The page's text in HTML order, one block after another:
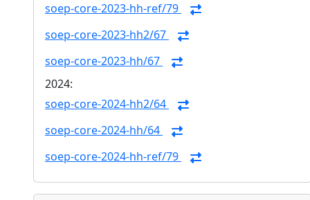
soep-core-2023-hh-ref/79
soep-core-2023-hh2/67
soep-core-2023-hh/67
2024:
soep-core-2024-hh2/64
soep-core-2024-hh/64
soep-core-2024-hh-ref/79